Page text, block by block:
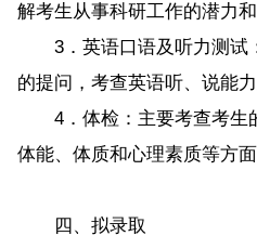
解考生从事科研工作的潜力和
3．英语口语及听力测试
的提问，考查英语听、说能
4．体检：主要考查考生
体能、体质和心理素质等方面
四、拟录取